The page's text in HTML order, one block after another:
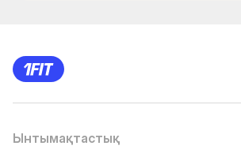
Ынтымақтастық